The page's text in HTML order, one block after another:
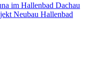
im Hallenbad Dachau
Neubau Hallenbad